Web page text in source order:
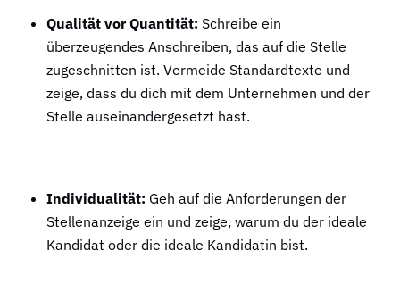
Qualität vor Quantität: Schreibe ein
überzeugendes Anschreiben, das auf die Stelle
zugeschnitten ist. Vermeide Standardtexte und
zeige, dass du dich mit dem Unternehmen und der
Stelle auseinandergesetzt hast.
Individualität: Geh auf die Anforderungen der
Stellenanzeige ein und zeige, warum du der ideale
Kandidat oder die ideale Kandidatin bist.